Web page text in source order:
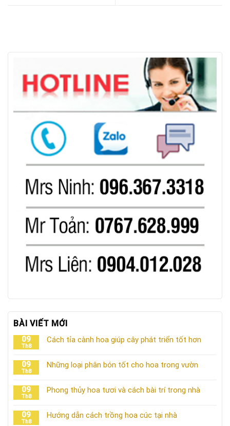
BÀI VIẾT MỚI
09
Th8
Cách tỉa cành hoa giúp cây phát triển tốt hơn
09
Th8
Những loại phân bón tốt cho hoa trong vườn
09
Th8
Phong thủy hoa tươi và cách bài trí trong nhà
09
Th8
Hướng dẫn cách trồng hoa cúc tại nhà